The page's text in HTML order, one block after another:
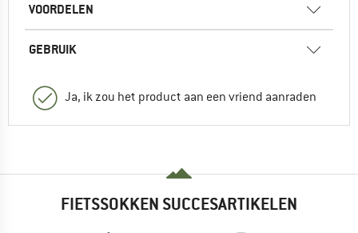
VOORDELEN
GEBRUIK
Ja, ik zou het product aan een vriend aanraden
FIETSSOKKEN SUCCESARTIKELEN